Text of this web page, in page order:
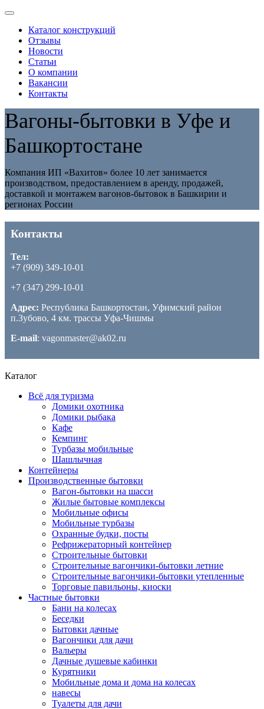
Каталог конструкций
Отзывы
Новости
Статьи
О компании
Вакансии
Контакты
Вагоны-бытовки в Уфе и
Башкортостане
Компания ИП «Вахитов» более 10 лет занимается
производством, предоставлением в аренду, продажей,
доставкой и монтажем вагонов-бытовок в Башкирии и
регионах России
Контакты
Тел:
+7 (909) 349-10-01
+7 (347) 299-10-01
Адрес: Республика Башкортостан, Уфимский район
п.Зубово, 4 км. трассы Уфа-Чишмы
E-mail: vagonmaster@ak02.ru
Каталог
Всё для туризма
Домики охотника
Домики рыбака
Кафе
Кемпинг
Турбазы мобильные
Шашлычная
Контейнеры
Производственные бытовки
Вагон-бытовки на шасси
Жилые бытовые комплексы
Мобильные офисы
Мобильные турбазы
Охранные будки, посты
Рефрижераторный контейнер
Строительные бытовки
Строительные вагончики-бытовки летние
Строительные вагончики-бытовки утепленные
Торговые павильоны, киоски
Частные бытовки
Бани на колесах
Беседки
Бытовки дачные
Вагончики для дачи
Вальеры
Дачные душевые кабинки
Курятники
Мобильные дома и дома на колесах
навесы
Туалеты для дачи